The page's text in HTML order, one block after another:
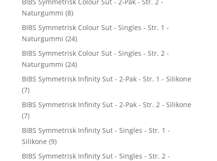
Naturgummi (8)
BIBS Symmetrisk Colour Sut - Singles - Str. 1 -
Naturgummi (24)
BIBS Symmetrisk Colour Sut - Singles - Str. 2 -
Naturgummi (24)
BIBS Symmetrisk Infinity Sut - 2-Pak - Str. 1 - Silikone
(7)
BIBS Symmetrisk Infinity Sut - 2-Pak - Str. 2 - Silikone
(7)
BIBS Symmetrisk Infinity Sut - Singles - Str. 1 -
Silikone (9)
BIBS Symmetrisk Infinity Sut - Singles - Str. 2 -